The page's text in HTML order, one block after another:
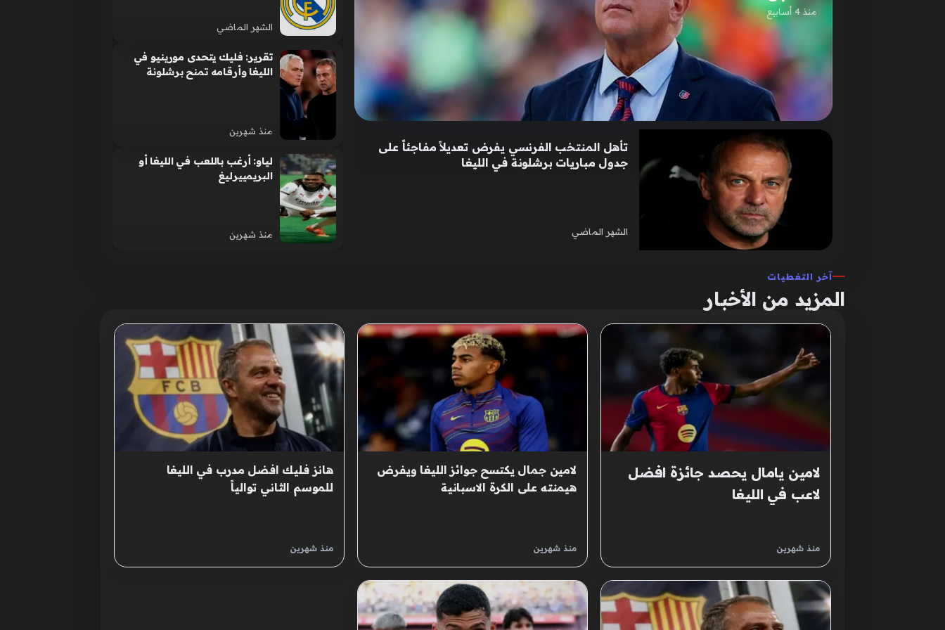
منذ 4 أسابيع
تأهل المنتخب الفرنسي يفرض تعديلاً مفاجئاً على
جدول مباريات برشلونة في الليغا
الشهر الماضي
الشهر الماضي
تقرير: فليك يتحدى مورينيو في
الليغا وأرقامه تمنح برشلونة
منذ شهرين
لياو: أرغب باللعب في الليغا أو
البريمييرليغ
منذ شهرين
آخر التغطيات
المزيد من الأخبار
لامين يامال يحصد جائزة افضل
لاعب في الليغا
منذ شهرين
لامين جمال يكتسح جوائز الليغا ويفرض
هيمنته على الكرة الاسبانية
منذ شهرين
هانز فليك افضل مدرب في الليغا
للموسم الثاني توالياً
منذ شهرين